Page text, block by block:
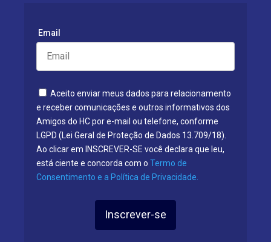
Email
Aceito enviar meus dados para relacionamento
e receber comunicações e outros informativos dos
Amigos do HC por e-mail ou telefone, conforme
LGPD (Lei Geral de Proteção de Dados 13.709/18).
Ao clicar em INSCREVER-SE você declara que leu,
está ciente e concorda com o Termo de
Consentimento e a Política de Privacidade.
Inscrever-se